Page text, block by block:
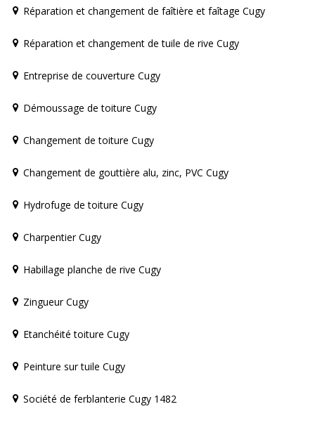
Réparation et changement de faîtière et faîtage Cugy
Réparation et changement de tuile de rive Cugy
Entreprise de couverture Cugy
Démoussage de toiture Cugy
Changement de toiture Cugy
Changement de gouttière alu, zinc, PVC Cugy
Hydrofuge de toiture Cugy
Charpentier Cugy
Habillage planche de rive Cugy
Zingueur Cugy
Etanchéité toiture Cugy
Peinture sur tuile Cugy
Société de ferblanterie Cugy 1482